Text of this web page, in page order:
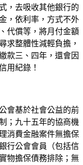
，去吸收其他銀行的
，依利率，方式不外
代償等，將月付金額
求整體性減輕負擔，
款三、四年，還會因
用紀錄！
會基於社會公益的前
；九十五年的協商機
消費金融案件無擔保
行公會會員（包括信
物擔保債務排除；無